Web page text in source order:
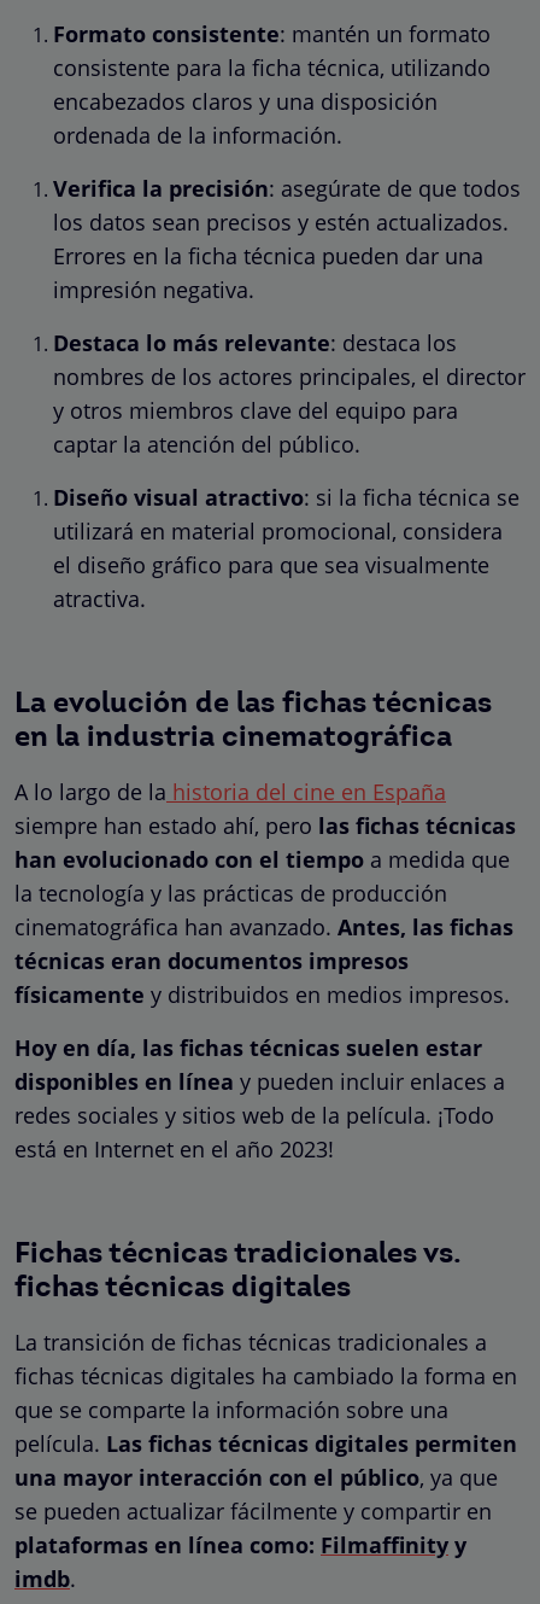
Formato consistente: mantén un formato
consistente para la ficha técnica, utilizando
encabezados claros y una disposición
ordenada de la información.
Verifica la precisión: asegúrate de que todos
los datos sean precisos y estén actualizados.
Errores en la ficha técnica pueden dar una
impresión negativa.
Destaca lo más relevante: destaca los
nombres de los actores principales, el director
y otros miembros clave del equipo para
captar la atención del público.
Diseño visual atractivo: si la ficha técnica se
utilizará en material promocional, considera
el diseño gráfico para que sea visualmente
atractiva.
La evolución de las fichas técnicas
en la industria cinematográfica
A lo largo de la historia del cine en España
siempre han estado ahí, pero las fichas técnicas
han evolucionado con el tiempo a medida que
la tecnología y las prácticas de producción
cinematográfica han avanzado. Antes, las fichas
técnicas eran documentos impresos
físicamente y distribuidos en medios impresos.
Hoy en día, las fichas técnicas suelen estar
disponibles en línea y pueden incluir enlaces a
redes sociales y sitios web de la película. ¡Todo
está en Internet en el año 2023!
Fichas técnicas tradicionales vs.
fichas técnicas digitales
La transición de fichas técnicas tradicionales a
fichas técnicas digitales ha cambiado la forma en
que se comparte la información sobre una
película. Las fichas técnicas digitales permiten
una mayor interacción con el público, ya que
se pueden actualizar fácilmente y compartir en
plataformas en línea como: Filmaffinity y
imdb.